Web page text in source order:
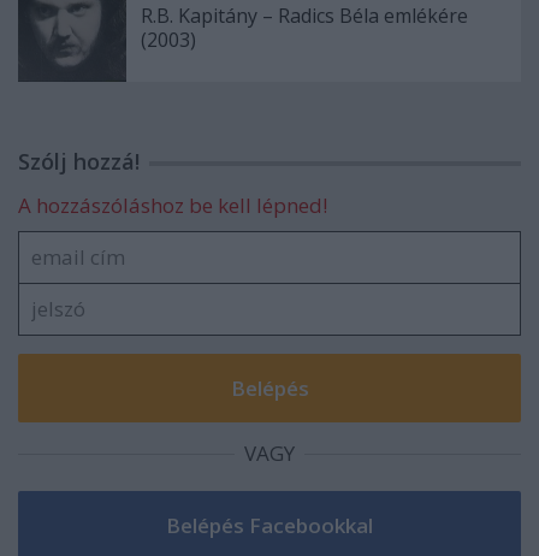
R.B. Kapitány – Radics Béla emlékére
(2003)
Szólj hozzá!
A hozzászóláshoz be kell lépned!
VAGY